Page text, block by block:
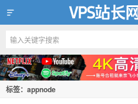
VPS站长网
标签：appnode